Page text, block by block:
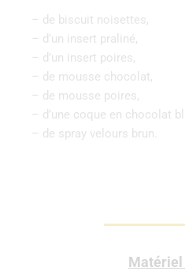
– de biscuit noisettes,
– d’un insert praliné,
– d’un insert poires,
– de mousse chocolat,
– de mousse poires,
– d’une coque en chocolat
– de spray velours brun.